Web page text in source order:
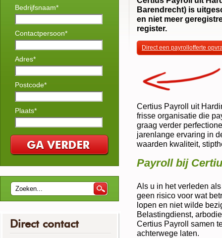
Barendrecht) is
en niet meer
register.
Direct een payrollofferte
Certius Payroll uit
frisse organisatie die
graag verder
jarenlange ervaring in
waarden kwaliteit,
Payroll bij
Als u in het verleden
geen risico voor wat
lopen en niet wilde
Belastingdienst,
Certius Payroll samen
achterwege laten.
Bedrijfsnaam*
Contactpersoon*
Adres*
Postcode*
Plaats*
Direct contact